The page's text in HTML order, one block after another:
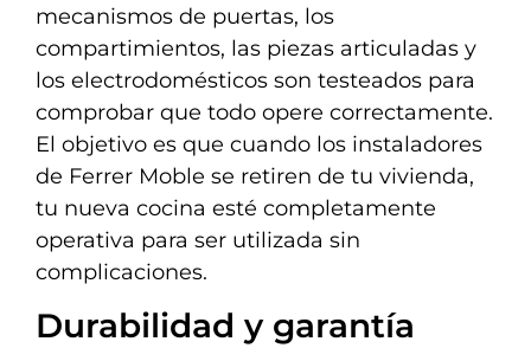
mecanismos de puertas, los
compartimientos, las piezas articuladas y
los electrodomésticos son testeados para
comprobar que todo opere correctamente.
El objetivo es que cuando los instaladores
de Ferrer Moble se retiren de tu vivienda,
tu nueva cocina esté completamente
operativa para ser utilizada sin
complicaciones.
Durabilidad y garantía